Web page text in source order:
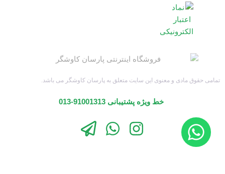
تمامی حقوق مادی و معنوی این سایت متعلق به پارسان کاوشگر می باشد.
خط ویژه پشتیبانی 91001313-013